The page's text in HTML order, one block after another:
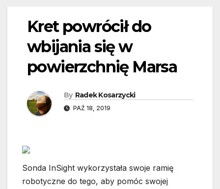
Kret powrócił do
wbijania się w
powierzchnię Marsa
By Radek Kosarzycki
PAŹ 18, 2019
Sonda InSight wykorzystała swoje ramię
robotyczne do tego, aby pomóc swojej